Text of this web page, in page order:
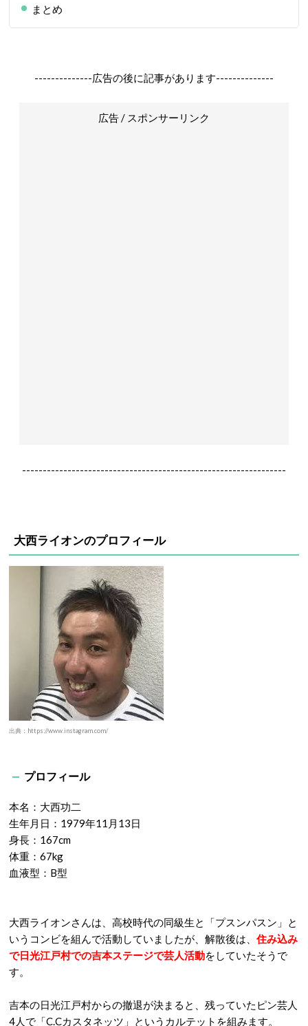
まとめ
--------------広告の後に記事があります--------------
広告 / スポンサーリンク
----------------------------------------------------------------
大西ライオンのプロフィール
出典：https://www.instagram.com/
プロフィール
本名：大西功二
生年月日：1979年11月13日
身長：167cm
体重：67kg
血液型：B型
大西ライオンさんは、高校時代の同級生と「プスンパスン」と
いうコンビを組んで活動していましたが、解散後は、 住み込み
で日光江戸村での吉本ステージで芸人活動をしていたそうで
す。
吉本の日光江戸村からの撤退が決まると、残っていたピン芸人
4人で「C.Cカスタネッツ」というカルテットを組みます。